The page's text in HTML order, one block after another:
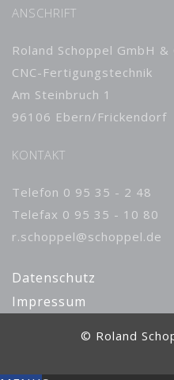
ANSCHRIFT
Roland Schoppel GmbH &
CNC-Fertigungstechnik
Am Steinbruch 1
96106 Ebern/Frickendorf
KONTAKT
Telefon 0 95 35 - 2 48
Telefax 0 95 35 - 10 80
r.schoppel@schoppel.de
Datenschutz
Impressum
© Roland